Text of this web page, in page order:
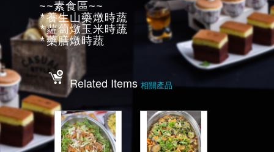
~~素食區~~
*養生山藥燉時蔬
*蘿蔔燉玉米時蔬
*藥膳燉時蔬
Related Items相關產品